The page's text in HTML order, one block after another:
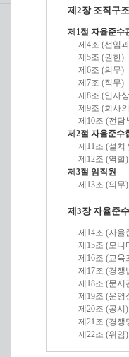
제2장 조직구
제1절 자율준수
제4조 (선임
제5조 (권한)
제6조 (의무)
제7조 (직무)
제8조 (인사
제9조 (회사
제10조 (전담
제2절 자율준수
제11조 (설치
제12조 (역할)
제3절 임직원
제13조 (의무)
제3장 자율준
제14조 (자율
제15조 (모니
제16조 (교육
제17조 (경쟁
제18조 (문서
제19조 (운영
제20조 (공시)
제21조 (경쟁
제22조 (위임)